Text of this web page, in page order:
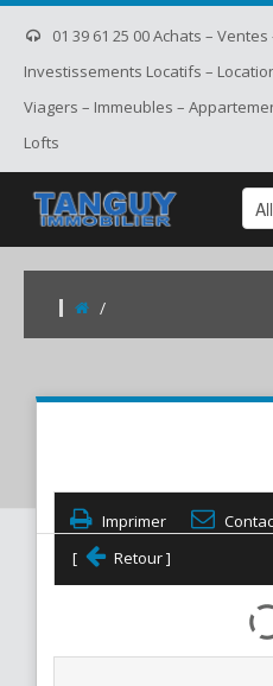
01 39 61 25 00 Achats –
Investissements Locatifs –
Viagers – Immeubles –
Lofts
/
Imprimer
[
Retour ]